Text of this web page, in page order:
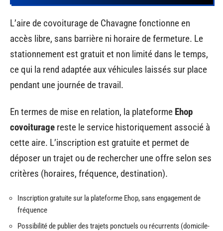
L’aire de covoiturage de Chavagne fonctionne en
accès libre, sans barrière ni horaire de fermeture. Le
stationnement est gratuit et non limité dans le temps,
ce qui la rend adaptée aux véhicules laissés sur place
pendant une journée de travail.
En termes de mise en relation, la plateforme Ehop
covoiturage reste le service historiquement associé à
cette aire. L’inscription est gratuite et permet de
déposer un trajet ou de rechercher une offre selon ses
critères (horaires, fréquence, destination).
Inscription gratuite sur la plateforme Ehop, sans engagement de
fréquence
Possibilité de publier des trajets ponctuels ou récurrents (domicile-